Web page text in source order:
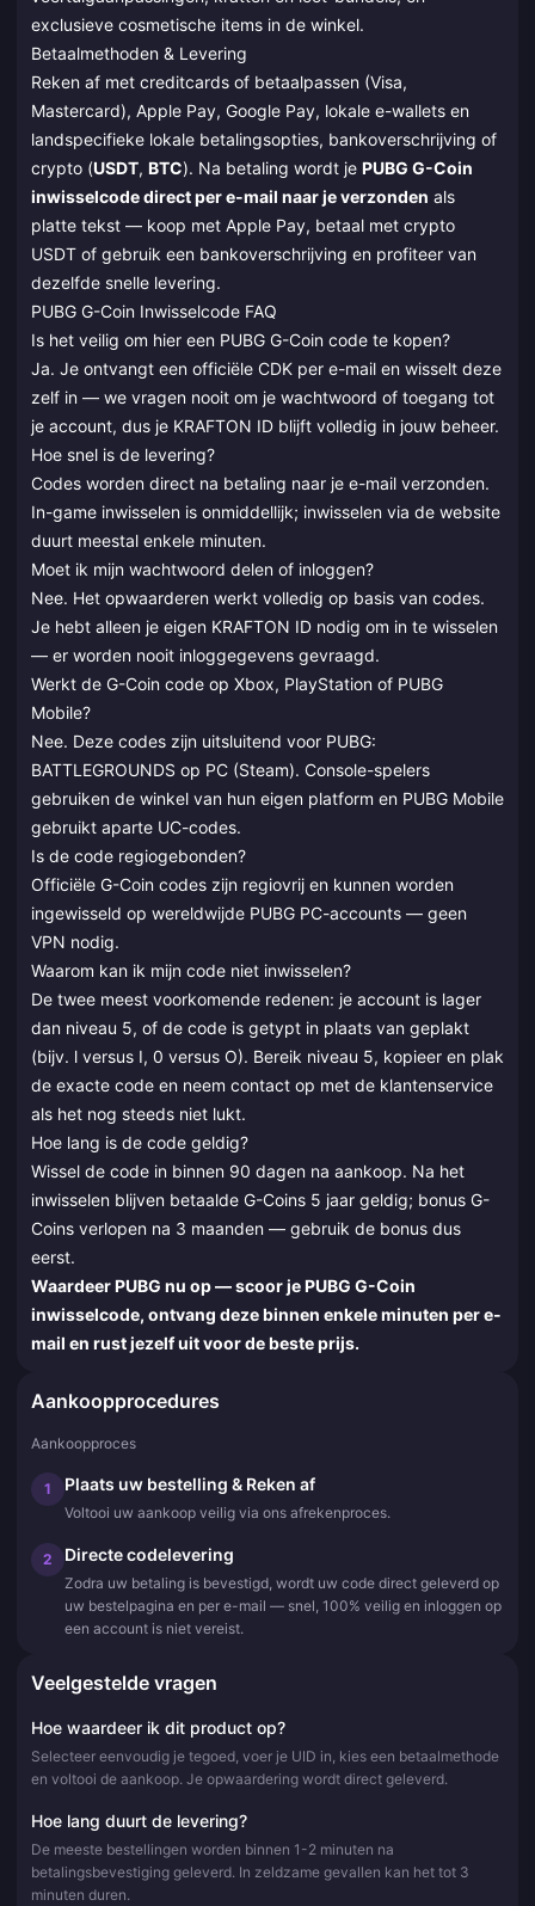
exclusieve cosmetische items in de winkel.
Betaalmethoden & Levering
Reken af met creditcards of betaalpassen (Visa,
Mastercard), Apple Pay, Google Pay, lokale e-wallets en
landspecifieke lokale betalingsopties, bankoverschrijving of
crypto (USDT, BTC). Na betaling wordt je PUBG G-Coin
inwisselcode direct per e-mail naar je verzonden als
platte tekst — koop met Apple Pay, betaal met crypto
USDT of gebruik een bankoverschrijving en profiteer van
dezelfde snelle levering.
PUBG G-Coin Inwisselcode FAQ
Is het veilig om hier een PUBG G-Coin code te kopen?
Ja. Je ontvangt een officiële CDK per e-mail en wisselt deze
zelf in — we vragen nooit om je wachtwoord of toegang tot
je account, dus je KRAFTON ID blijft volledig in jouw beheer.
Hoe snel is de levering?
Codes worden direct na betaling naar je e-mail verzonden.
In-game inwisselen is onmiddellijk; inwisselen via de website
duurt meestal enkele minuten.
Moet ik mijn wachtwoord delen of inloggen?
Nee. Het opwaarderen werkt volledig op basis van codes.
Je hebt alleen je eigen KRAFTON ID nodig om in te wisselen
— er worden nooit inloggegevens gevraagd.
Werkt de G-Coin code op Xbox, PlayStation of PUBG
Mobile?
Nee. Deze codes zijn uitsluitend voor PUBG:
BATTLEGROUNDS op PC (Steam). Console-spelers
gebruiken de winkel van hun eigen platform en PUBG Mobile
gebruikt aparte UC-codes.
Is de code regiogebonden?
Officiële G-Coin codes zijn regiovrij en kunnen worden
ingewisseld op wereldwijde PUBG PC-accounts — geen
VPN nodig.
Waarom kan ik mijn code niet inwisselen?
De twee meest voorkomende redenen: je account is lager
dan niveau 5, of de code is getypt in plaats van geplakt
(bijv. l versus I, 0 versus O). Bereik niveau 5, kopieer en plak
de exacte code en neem contact op met de klantenservice
als het nog steeds niet lukt.
Hoe lang is de code geldig?
Wissel de code in binnen 90 dagen na aankoop. Na het
inwisselen blijven betaalde G-Coins 5 jaar geldig; bonus G-
Coins verlopen na 3 maanden — gebruik de bonus dus
eerst.
Waardeer PUBG nu op — scoor je PUBG G-Coin
inwisselcode, ontvang deze binnen enkele minuten per e-
mail en rust jezelf uit voor de beste prijs.
Aankoopprocedures
Aankoopproces
1 Plaats uw bestelling & Reken af
Voltooi uw aankoop veilig via ons afrekenproces.
2 Directe codelevering
Zodra uw betaling is bevestigd, wordt uw code direct geleverd op
uw bestelpagina en per e-mail — snel, 100% veilig en inloggen op
een account is niet vereist.
Veelgestelde vragen
Hoe waardeer ik dit product op?
Selecteer eenvoudig je tegoed, voer je UID in, kies een betaalmethode
en voltooi de aankoop. Je opwaardering wordt direct geleverd.
Hoe lang duurt de levering?
De meeste bestellingen worden binnen 1-2 minuten na
betalingsbevestiging geleverd. In zeldzame gevallen kan het tot 3
minuten duren.